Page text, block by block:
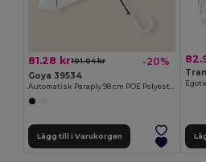
81.28 kr101.04 kr -20%
Goya 39534
Automatisk Paraply 98 cm POE Polyester MIST
Lägg till i Varukorgen